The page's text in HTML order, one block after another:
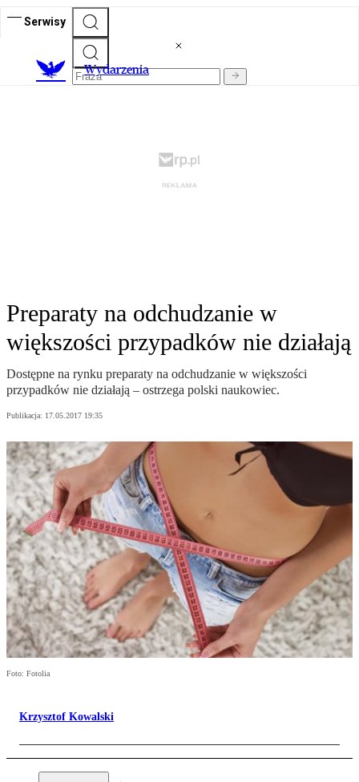
Serwisy
Wydarzenia
Preparaty na odchudzanie w
większości przypadków nie działają
Dostępne na rynku preparaty na odchudzanie w większości
przypadków nie działają – ostrzega polski naukowiec.
Publikacja: 17.05.2017 19:35
Foto: Fotolia
Krzysztof Kowalski